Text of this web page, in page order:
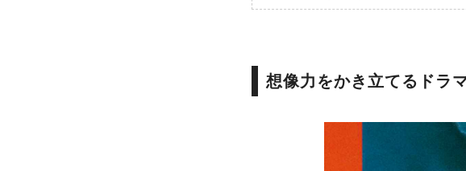
想像力をかき立てるドラ